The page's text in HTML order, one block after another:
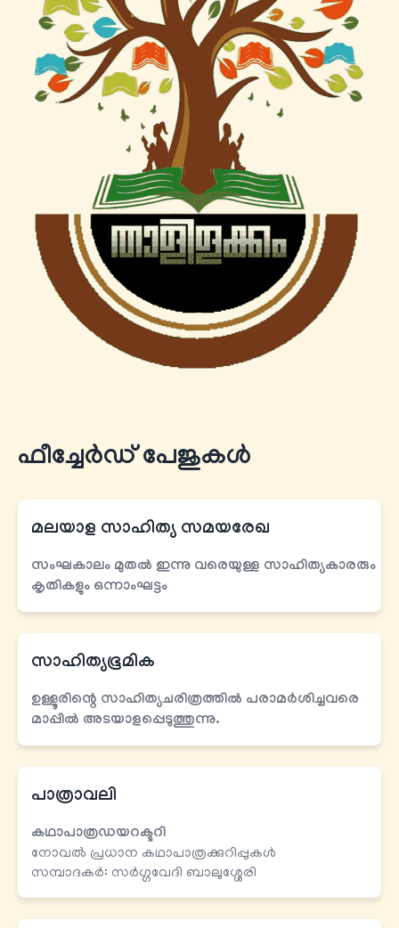
ഫീച്ചേര്‍ഡ് പേജുകൾ
മലയാള സാഹിത്യ സമയരേഖ
സംഘകാലം മുതല്‍ ഇന്നു വരെയുള്ള സാഹിത്യകാരരും
കൃതികളും ഒന്നാംഘട്ടം
സാഹിത്യഭൂമിക
ഉള്ളൂരിന്റെ സാഹിത്യചരിത്രത്തില്‍ പരാമര്‍ശിച്ചവരെ
മാപ്പില്‍ അടയാളപ്പെടുത്തുന്നു.
പാത്രാവലി
കഥാപാത്രഡയറക്ടറി
നോവല്‍ പ്രധാന കഥാപാത്രക്കുറിപ്പുകള്‍
സമ്പാദകർ: സര്‍ഗ്ഗവേദി ബാലുശ്ശേരി